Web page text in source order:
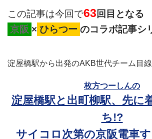
この記事は今回で63回目となる
京阪 × ひらつー のコラボ記事シ
淀屋橋駅から出発のAKB世代チーム目線
枚方つーしんの
淀屋橋駅と出町柳駅、先に
ち!?
サイコロ次第の京阪電車